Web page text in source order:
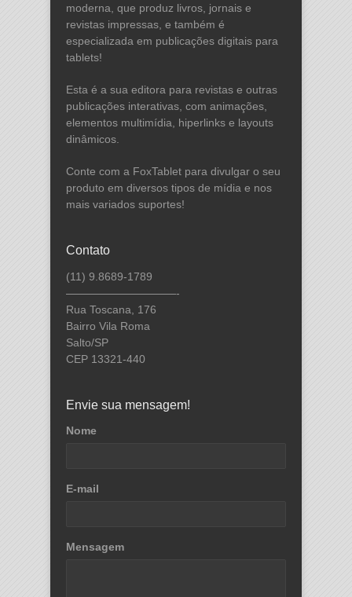
moderna, que produz livros, jornais e
revistas impressas, e também é
especializada em publicações digitais para
tablets!
Esta é a sua editora para revistas e outras
publicações interativas, com animações,
elementos multimídia, hiperlinks e layouts
dinâmicos.
Conte com a FoxTablet para divulgar o seu
produto em diversos tipos de mídia e nos
mais variados suportes!
Contato
(11) 9.8689-1789
——————————-
Rua Toscana, 176
Bairro Vila Roma
Salto/SP
CEP 13321-440
Envie sua mensagem!
Nome
E-mail
Mensagem